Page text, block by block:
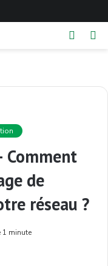
Switch
de
réseau ?
1 minute